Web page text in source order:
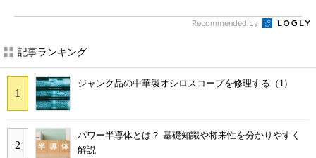
Recommended by
記事ランキング
ジャンク品の中華製オシロスコープを修理する（1）
パワー半導体とは？ 基礎知識や将来性を分かりやすく
解説